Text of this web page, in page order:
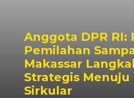
Anggota DPR RI:
Pemilahan
Makassar
Strategis Menuju
Sirkular